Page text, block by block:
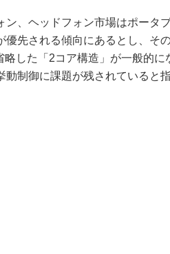
ン、ヘッドフォン市場はポータ
優先される傾向にあるとし、そ
略した「2コア構造」が一般的
制御に課題が残されていると指